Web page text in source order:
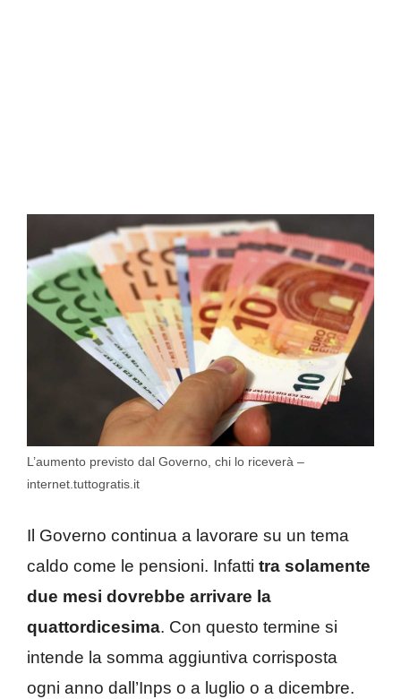
L’aumento previsto dal Governo, chi lo riceverà –
internet.tuttogratis.it
Il Governo continua a lavorare su un tema
caldo come le pensioni. Infatti tra solamente
due mesi dovrebbe arrivare la
quattordicesima. Con questo termine si
intende la somma aggiuntiva corrisposta
ogni anno dall’Inps o a luglio o a dicembre.